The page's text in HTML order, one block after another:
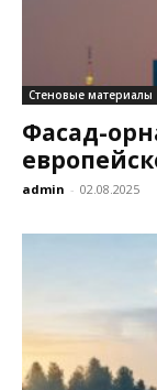
Стеновые материалы
Фасад-
admin - 02.08.2025